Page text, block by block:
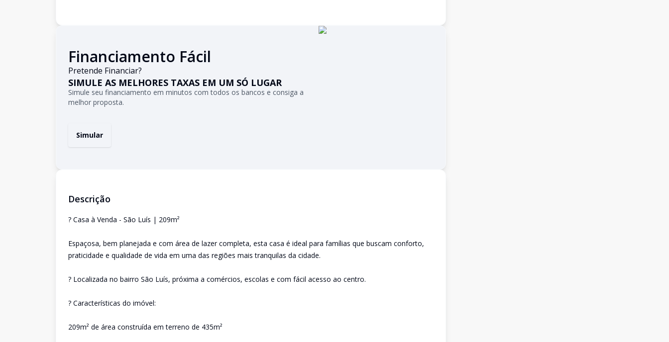
Financiamento Fácil
Pretende Financiar?
SIMULE AS MELHORES TAXAS EM UM SÓ LUGAR
Simule seu financiamento em minutos com todos os bancos e consiga a
melhor proposta.
Simular
Descrição
? Casa à Venda - São Luís | 209m²
Espaçosa, bem planejada e com área de lazer completa, esta casa é ideal para famílias que buscam conforto,
praticidade e qualidade de vida em uma das regiões mais tranquilas da cidade.
? Localizada no bairro São Luís, próxima a comércios, escolas e com fácil acesso ao centro.
? Características do imóvel:
209m² de área construída em terreno de 435m²